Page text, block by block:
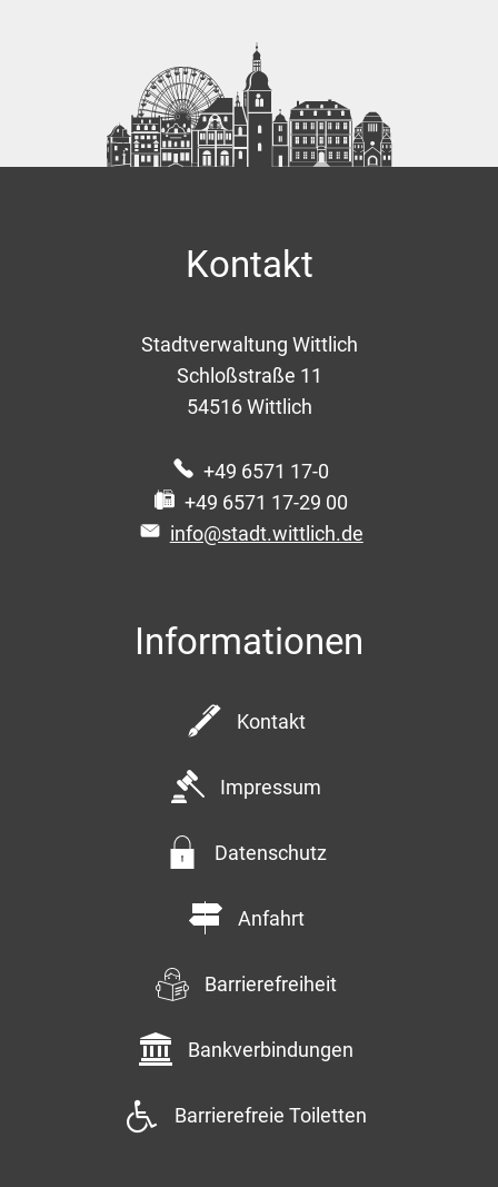
Kontakt
Stadtverwaltung Wittlich
Schloßstraße 11
54516 Wittlich
+49 6571 17-0
+49 6571 17-29 00
info@stadt.wittlich.de
Informationen
Kontakt
Impressum
Datenschutz
Anfahrt
Barrierefreiheit
Bankverbindungen
Barrierefreie Toiletten